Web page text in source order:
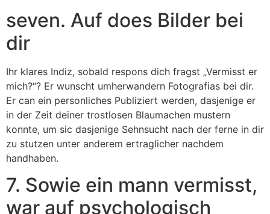
seven. Auf does Bilder bei
dir
Ihr klares Indiz, sobald respons dich fragst „Vermisst er
mich?“? Er wunscht umherwandern Fotografi­as bei dir.
Er can ein personliches Publiziert werden, dasjenige er
in der Zeit deiner trostlosen Blaumachen mustern
konnte, um sic dasjenige Sehnsucht nach der ferne in dir
zu stutzen unter anderem ertraglicher nachdem
handhaben.
7. Sowie ein mann vermisst,
war auf psychologisch